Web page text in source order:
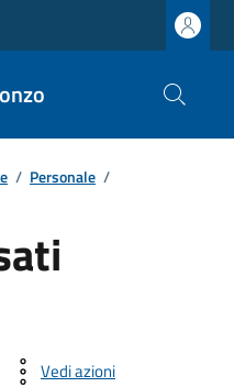
/ Personale /
Vedi azioni